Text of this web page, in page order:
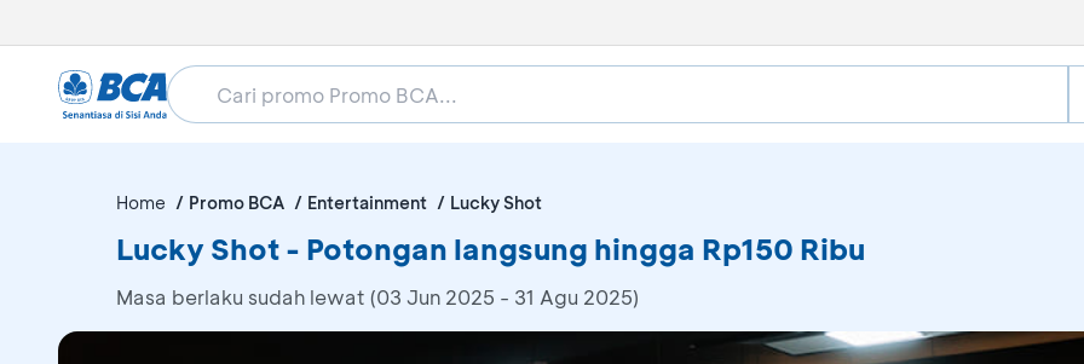
Home Promo BCA Entertainment Lucky Shot
Lucky Shot - Potongan langsung hingga Rp150 Ribu
Masa berlaku sudah lewat (03 Jun 2025 - 31 Agu 2025)